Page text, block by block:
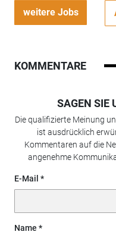
weitere Jobs
KOMMENTARE
SAGEN SIE
Die qualifizierte Meinung
ist ausdrücklich
Kommentaren auf die
angenehme
E-Mail
Name